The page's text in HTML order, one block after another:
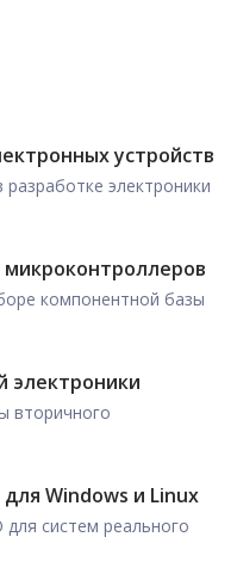
устройств
электроники
компонентной базы
электроники
вторичного
Windows и Linux
систем реального